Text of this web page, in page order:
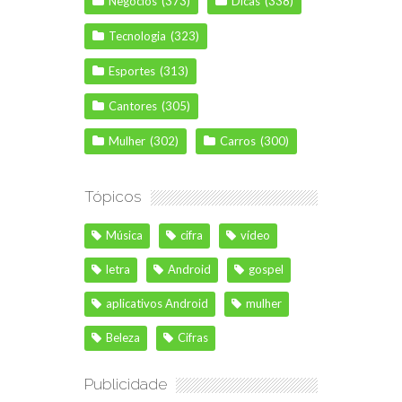
Tecnologia (323)
Esportes (313)
Cantores (305)
Mulher (302) Carros (300)
Tópicos
Música cifra vídeo
letra Android gospel
aplicativos Android mulher
Beleza Cifras
Publicidade